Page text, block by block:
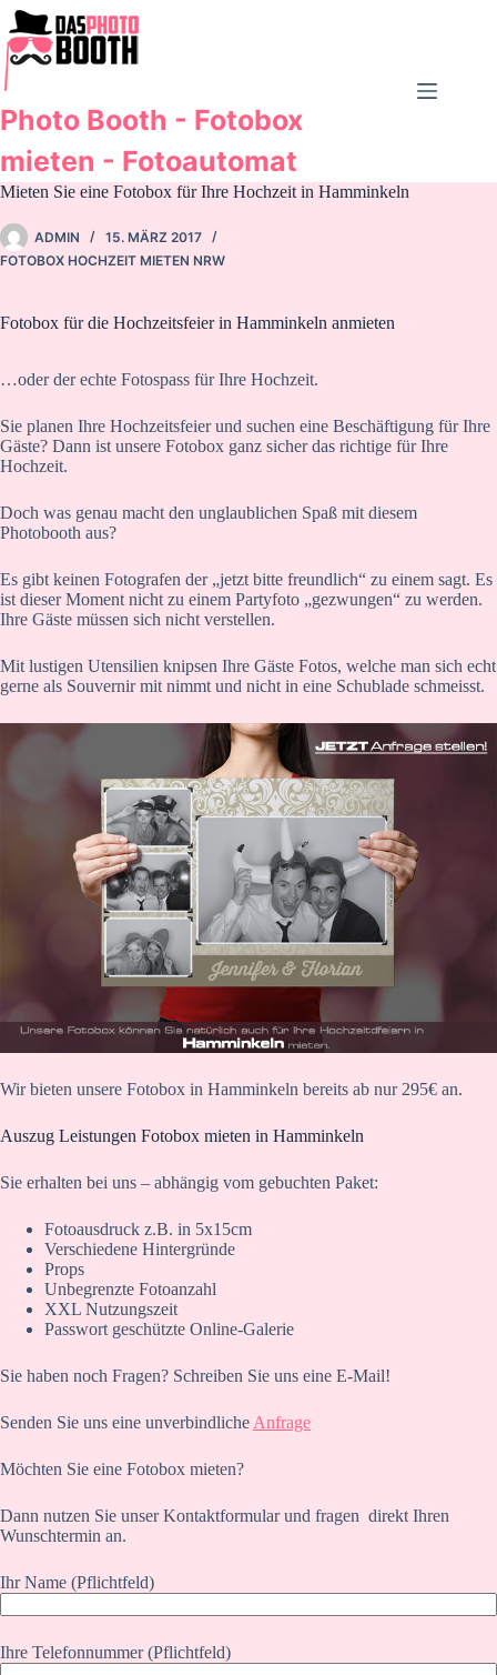
Zum
Inhalt
springen
Photo Booth - Fotobox
mieten - Fotoautomat
Mieten Sie eine Fotobox für Ihre Hochzeit in Hamminkeln
ADMIN
15. MÄRZ 2017
FOTOBOX HOCHZEIT MIETEN NRW
Fotobox für die Hochzeitsfeier in Hamminkeln anmieten
…oder der echte Fotospass für Ihre Hochzeit.
Sie planen Ihre Hochzeitsfeier und suchen eine Beschäftigung für Ihre
Gäste? Dann ist unsere Fotobox ganz sicher das richtige für Ihre
Hochzeit.
Doch was genau macht den unglaublichen Spaß mit diesem
Photobooth aus?
Es gibt keinen Fotografen der „jetzt bitte freundlich“ zu einem sagt. Es
ist dieser Moment nicht zu einem Partyfoto „gezwungen“ zu werden.
Ihre Gäste müssen sich nicht verstellen.
Mit lustigen Utensilien knipsen Ihre Gäste Fotos, welche man sich echt
gerne als Souvernir mit nimmt und nicht in eine Schublade schmeisst.
Wir bieten unsere Fotobox in Hamminkeln bereits ab nur 295€ an.
Auszug Leistungen Fotobox mieten in Hamminkeln
Sie erhalten bei uns – abhängig vom gebuchten Paket:
Fotoausdruck z.B. in 5x15cm
Verschiedene Hintergründe
Props
Unbegrenzte Fotoanzahl
XXL Nutzungszeit
Passwort geschützte Online-Galerie
Sie haben noch Fragen? Schreiben Sie uns eine E-Mail!
Senden Sie uns eine unverbindliche Anfrage
Möchten Sie eine Fotobox mieten?
Dann nutzen Sie unser Kontaktformular und fragen direkt Ihren
Wunschtermin an.
Ihr Name (Pflichtfeld)
Ihre Telefonnummer (Pflichtfeld)